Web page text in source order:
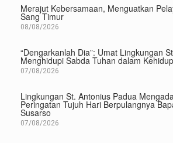
Merajut Kebersamaan, Menguatkan
Sang Timur
08/08/2026
“Dengarkanlah Dia”: Umat Lingkungan
Menghidupi Sabda Tuhan dalam
07/08/2026
Lingkungan St. Antonius Padua
Peringatan Tujuh Hari Berpulangnya
Susarso
07/08/2026